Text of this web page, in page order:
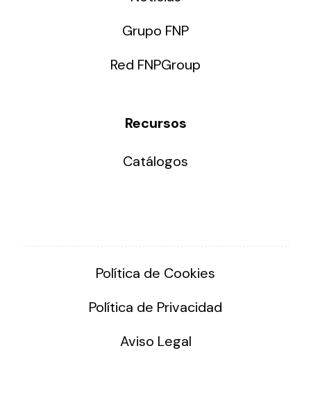
Grupo FNP
Red FNPGroup
Recursos
Catálogos
Política de Cookies
Política de Privacidad
Aviso Legal